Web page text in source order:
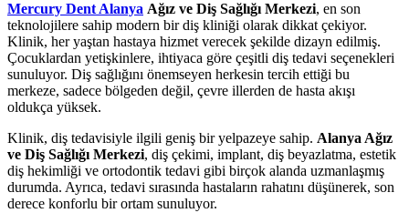
Mercury Dent Alanya Ağız ve Diş Sağlığı Merkezi, en son
teknolojilere sahip modern bir diş kliniği olarak dikkat çekiyor.
Klinik, her yaştan hastaya hizmet verecek şekilde dizayn edilmiş.
Çocuklardan yetişkinlere, ihtiyaca göre çeşitli diş tedavi seçenekleri
sunuluyor. Diş sağlığını önemseyen herkesin tercih ettiği bu
merkeze, sadece bölgeden değil, çevre illerden de hasta akışı
oldukça yüksek.
Klinik, diş tedavisiyle ilgili geniş bir yelpazeye sahip. Alanya Ağız
ve Diş Sağlığı Merkezi, diş çekimi, implant, diş beyazlatma, estetik
diş hekimliği ve ortodontik tedavi gibi birçok alanda uzmanlaşmış
durumda. Ayrıca, tedavi sırasında hastaların rahatını düşünerek, son
derece konforlu bir ortam sunuluyor.